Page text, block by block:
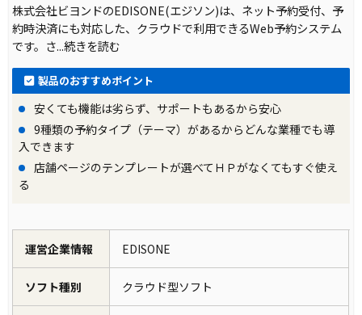
株式会社ビヨンドのEDISONE(エジソン)は、ネット予約受付、予
約時決済にも対応した、クラウドで利用できるWeb予約システム
です。さ...続きを読む
製品のおすすめポイント
安くても機能は劣らず、サポートもあるから安心
9種類の予約タイプ（テーマ）があるからどんな業種でも導
入できます
店舗ページのテンプレートが選べてＨＰがなくてもすぐ使え
る
運営企業情報 EDISONE
ソフト種別 クラウド型ソフト